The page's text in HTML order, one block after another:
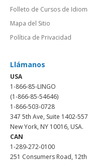
Folleto de Cursos de
Mapa del Sitio
Política de Privacidad
Llámanos
USA
1-866-85-LINGO
(1-866-85-54646)
1-866-503-0728
347 5th Ave, Suite 1402-
New York, NY 10016, USA.
CAN
1-289-272-0100
251 Consumers Road,